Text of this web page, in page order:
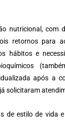
nutricional, com
retornos para
hábitos e
após a
solicitaram
de estilo de vida